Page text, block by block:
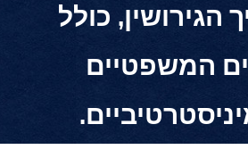
הגירושין, כולל
המשפטיים